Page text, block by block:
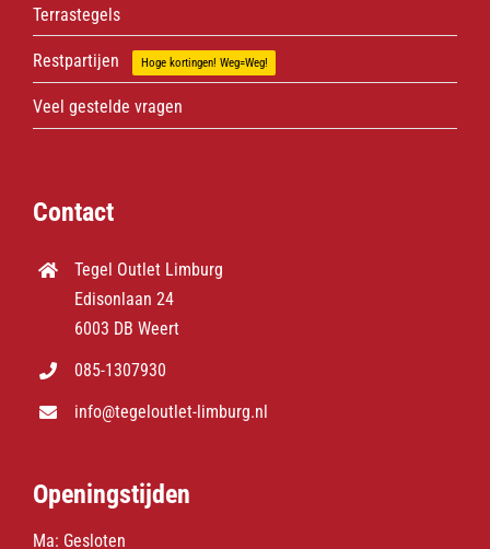
Terrastegels
Restpartijen Hoge kortingen! Weg=Weg!
Veel gestelde vragen
Contact
Tegel Outlet Limburg
Edisonlaan 24
6003 DB Weert
085-1307930
info@tegeloutlet-limburg.nl
Openingstijden
Ma: Gesloten